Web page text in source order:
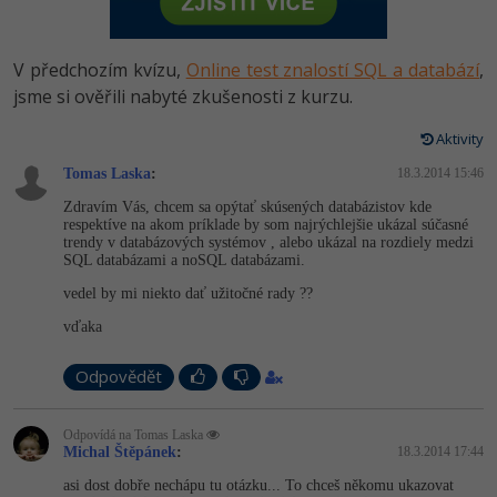
HTML5, CSS3, Bootstrap, SEO
SQL a databáze
UML a návrhové vzory
React
Spring
Best practices
PHP
JavaScript
HTML / CSS
UML a návrhové vzory
MySQL/MariaDB
Vývojář mobilních aplikací
Specialista na AI a bigdata
Webdesigner
Tester
3D grafik
Projektový manažer
Databázový analytik
-80%
JavaScript -80%
-80%
C++ -80%
Swift -80%
-80%
VB.NET
SQL
Návrh SW -80%
V předchozím kvízu, Online test znalostí SQL a databází,
jsme si ověřili nabyté zkušenosti z kurzu.
Aktivity
Tomas Laska: 18.3.2014 15:46
Zdravím Vás, chcem sa opýtať skúsených databázistov kde
respektíve na akom príklade by som najrýchlejšie ukázal súčasné
trendy v databázových systémov , alebo ukázal na rozdiely medzi
SQL databázami a noSQL databázami.
vedel by mi niekto dať užitočné rady ??
vďaka
Odpovědět
Odpovídá na Tomas Laska
Michal Štěpánek: 18.3.2014 17:44
asi dost dobře nechápu tu otázku... To chceš někomu ukazovat